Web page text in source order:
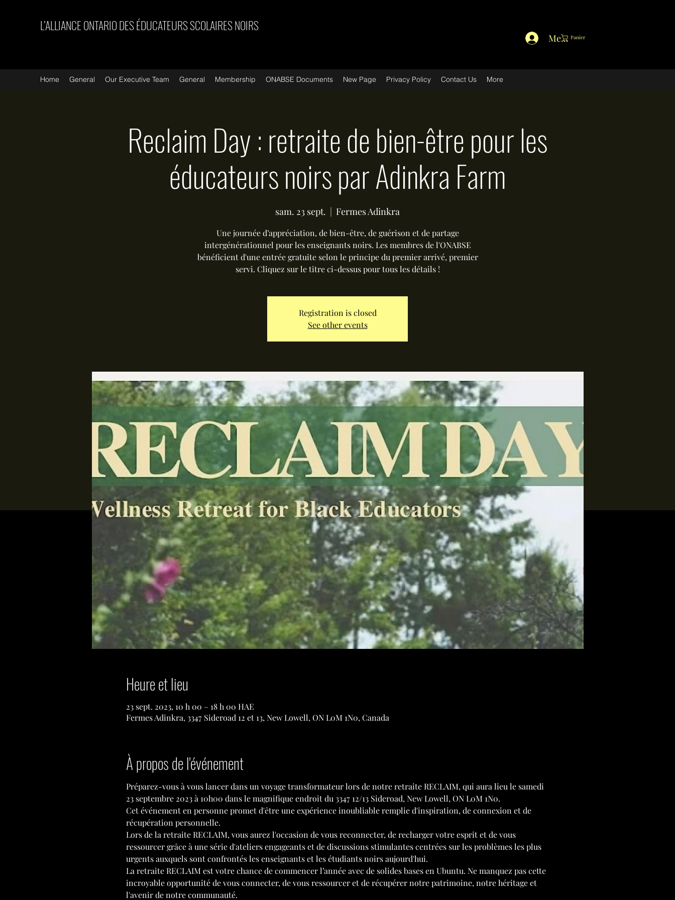
L’ALLIANCE ONTARIO DES ÉDUCATEURS SCOLAIRES NOIRS
Panier
Member Log In
Home General Our Executive Team General Membership ONABSE Documents New Page Privacy Policy Contact Us More
Reclaim Day : retraite de bien-être pour les
éducateurs noirs par Adinkra Farm
sam. 23 sept.
  |
Fermes Adinkra
Une journée d’appréciation, de bien-être, de guérison et de partage
intergénérationnel pour les enseignants noirs. Les membres de l'ONABSE
bénéficient d'une entrée gratuite selon le principe du premier arrivé, premier
servi. Cliquez sur le titre ci-dessus pour tous les détails !
Registration is closed
See other events
Heure et lieu
23 sept. 2023, 10 h 00 – 18 h 00 HAE
Fermes Adinkra, 3347 Sideroad 12 et 13, New Lowell, ON L0M 1N0, Canada
À propos de l'événement
Préparez-vous à vous lancer dans un voyage transformateur lors de notre retraite RECLAIM, qui aura lieu le samedi
23 septembre 2023 à 10h00 dans le magnifique endroit du 3347 12/13 Sideroad, New Lowell, ON L0M 1N0.
Cet événement en personne promet d'être une expérience inoubliable remplie d'inspiration, de connexion et de
récupération personnelle.
Lors de la retraite RECLAIM, vous aurez l'occasion de vous reconnecter, de recharger votre esprit et de vous
ressourcer grâce à une série d'ateliers engageants et de discussions stimulantes centrées sur les problèmes les plus
urgents auxquels sont confrontés les enseignants et les étudiants noirs aujourd'hui.
La retraite RECLAIM est votre chance de commencer l’année avec de solides bases en Ubuntu. Ne manquez pas cette
incroyable opportunité de vous connecter, de vous ressourcer et de récupérer notre patrimoine, notre héritage et
l'avenir de notre communauté.